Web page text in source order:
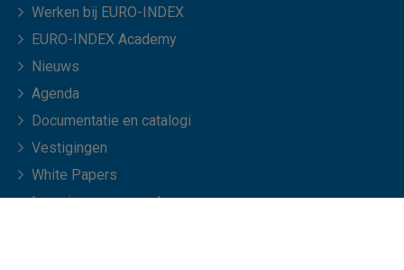
Werken bij EURO-INDEX
EURO-INDEX Academy
Nieuws
Agenda
Documentatie en catalogi
Vestigingen
White Papers
Leveringsvoorwaarden